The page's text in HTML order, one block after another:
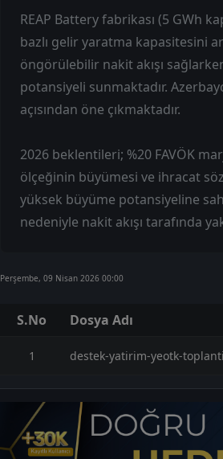
REAP Battery fabrikası (5 GWh
bazlı gelir yaratma kapasitesini
öngörülebilir nakit akışı
potansiyeli sunmaktadır.
açısından öne çıkmaktadır.
2026 beklentileri; %20 FAVÖK
ölçeğinin büyümesi ve ihracat
yüksek büyüme potansiyeline
nedeniyle nakit akışı tarafında
Perşembe, 09 Nisan 2026 00:00
S.No Dosya Adı
1 destek-yatirim-yeotk-